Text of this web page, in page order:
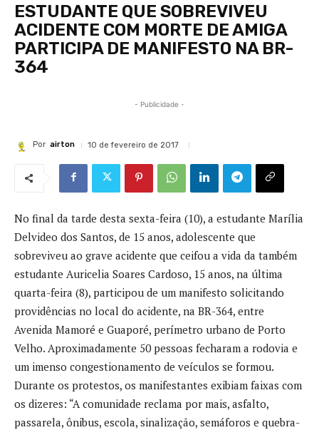
ESTUDANTE QUE SOBREVIVEU
ACIDENTE COM MORTE DE AMIGA
PARTICIPA DE MANIFESTO NA BR-
364
- Publicidade -
Por airton 10 de fevereiro de 2017
No final da tarde desta sexta-feira (10), a estudante Marília
Delvideo dos Santos, de 15 anos, adolescente que
sobreviveu ao grave acidente que ceifou a vida da também
estudante Auricelia Soares Cardoso, 15 anos, na última
quarta-feira (8), participou de um manifesto solicitando
providências no local do acidente, na BR-364, entre
Avenida Mamoré e Guaporé, perímetro urbano de Porto
Velho. Aproximadamente 50 pessoas fecharam a rodovia e
um imenso congestionamento de veículos se formou.
Durante os protestos, os manifestantes exibiam faixas com
os dizeres: “A comunidade reclama por mais, asfalto,
passarela, ônibus, escola, sinalização, semáforos e quebra-